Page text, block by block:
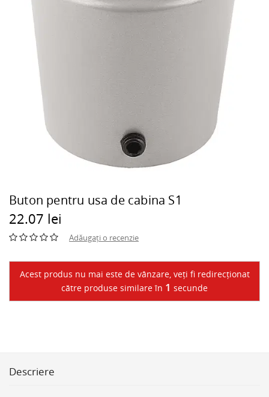
Buton pentru usa de cabina S1
22.07 lei
Adăugați o recenzie
Acest produs nu mai este de vânzare, veți fi redirecționat
către produse similare în 1 secunde
Descriere